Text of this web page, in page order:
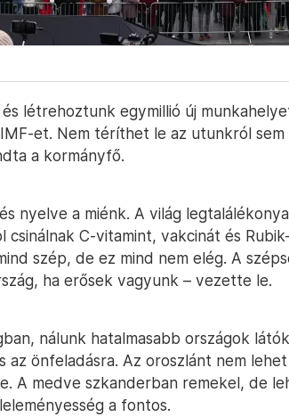
és létrehoztunk egymillió új
et. Nem téríthet le az utunkról sem
a kormányfő.
nyelve a miénk. A világ
csinálnak C-vitamint, vakcinát és
szép, de ez mind nem elég. A
ha erősek vagyunk – vezette le.
nálunk hatalmasabb országok
az önfeladásra. Az oroszlánt nem
A medve szkanderban remekel, de
a fontos.